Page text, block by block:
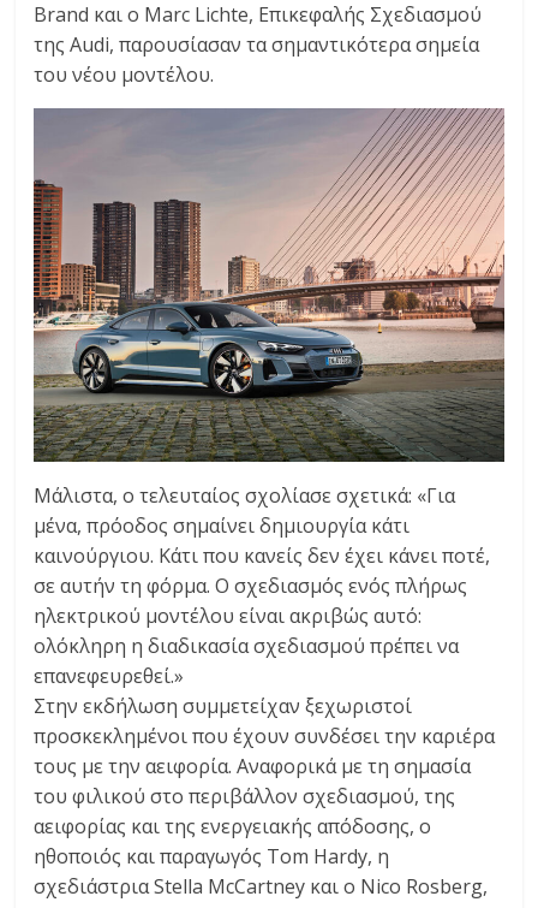
Brand και ο Marc Lichte, Επικεφαλής Σχεδιασμού
της Audi, παρουσίασαν τα σημαντικότερα σημεία
του νέου μοντέλου.
Μάλιστα, ο τελευταίος σχολίασε σχετικά: «Για
μένα, πρόοδος σημαίνει δημιουργία κάτι
καινούργιου. Κάτι που κανείς δεν έχει κάνει ποτέ,
σε αυτήν τη φόρμα. Ο σχεδιασμός ενός πλήρως
ηλεκτρικού μοντέλου είναι ακριβώς αυτό:
ολόκληρη η διαδικασία σχεδιασμού πρέπει να
επανεφευρεθεί.»
Στην εκδήλωση συμμετείχαν ξεχωριστοί
προσκεκλημένοι που έχουν συνδέσει την καριέρα
τους με την αειφορία. Αναφορικά με τη σημασία
του φιλικού στο περιβάλλον σχεδιασμού, της
αειφορίας και της ενεργειακής απόδοσης, ο
ηθοποιός και παραγωγός Tom Hardy, η
σχεδιάστρια Stella McCartney και ο Nico Rosberg,